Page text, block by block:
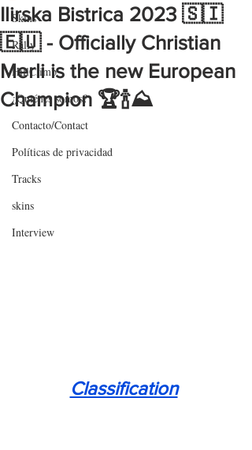
Skins
Rally
HillClimb
¿Quiénes somos?
Contacto/Contact
Políticas de privacidad
Tracks
skins
Interview
Ilirska Bistrica 2023 🇸🇮
🇪🇺 - Officially Christian
Merli is the new European
Champion 🏆🍾⛰
Classification